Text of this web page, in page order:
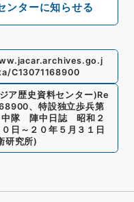
ンターに知らせる
C13071168900
ア歴史資料センター)Re
、 特設独立歩兵第
中隊 陣中日誌 昭和２
日～２０年５月３１日
研究所)